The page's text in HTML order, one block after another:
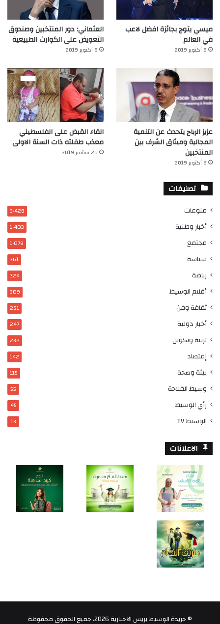
ميسي يتوج بجائزة افضل لاعب
في العالم‎
8 أكتوبر 2019
العثماني: دور المنتخبين وصندوق
التعويض على الكوارث الطبيعية
8 أكتوبر 2019
عزيز الرباح يتحدث عن التنمية
المجالية وميثاق الشرف بين
المنتخبين
8 أكتوبر 2019
القاء القبض على الفلسطيني
معذب طفلته ذات السنة الاولى
26 سبتمبر 2019
تصنيفات
منوعات 3٬428
أخبار وطنية 1٬403
مجتمع 1٬079
سياسة 361
رياضة 324
أقلام الوسيط 309
ثقافة وفن 281
أخبار دولية 247
تربية وتكوين 232
إقتصاد 142
بيئة وصحة 115
وسيط الفلاحة 55
رأي الوسيط 45
الوسيط TV 13
الاعلانات
© جريدة الوسيط بريس الاخبارية 2026، جميع الحقوق محفوظة